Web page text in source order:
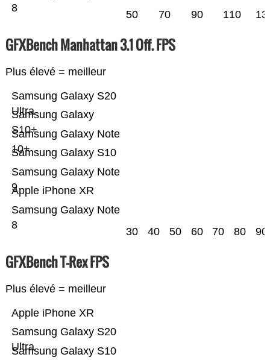
8
50 70 90 110
GFXBench Manhattan 3.1 Off. FPS
Plus élevé = meilleur
Samsung Galaxy Note
8
Apple iPhone XR
Samsung Galaxy Note
9
Samsung Galaxy S10
Samsung Galaxy Note
10+
Samsung Galaxy
S10+
Samsung Galaxy S20
Ultra
30 40 50 60 70 80 90
GFXBench T-Rex FPS
Plus élevé = meilleur
Samsung Galaxy S10
Samsung Galaxy S20
Ultra
Apple iPhone XR